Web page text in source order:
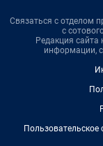
Связаться с отделом
с
Редакция сайта
информации,
Пользовательское